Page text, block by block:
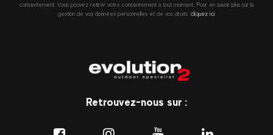
consentement. Vous pouvez retirer votre consentement à tout moment. Pour en savoir plus sur la
gestion de vos données personnelles et de vos droits :cliquez ici
Retrouvez-nous sur :